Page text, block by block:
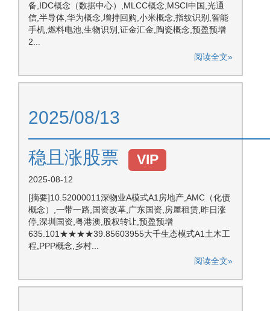
备,IDC概念（数据中心）,MLCC概念,MSCI中国,光通
信,半导体,华为概念,增持回购,小米概念,指纹识别,智能
手机,燃料电池,生物识别,证金汇金,陶瓷概念,预盈预增
2...
阅读全文»
2025/08/13
稳且涨股票
VIP
2025-08-12
[摘要]10.52000011深物业A模式A1房地产,AMC（化债
概念）,一带一路,国资改革,广东国资,房屋租赁,昨日涨
停,深圳国资,粤港澳,股权转让,预盈预增
635.101★★★★39.85603955大千生态模式A1土木工
程,PPP概念,乡村...
阅读全文»